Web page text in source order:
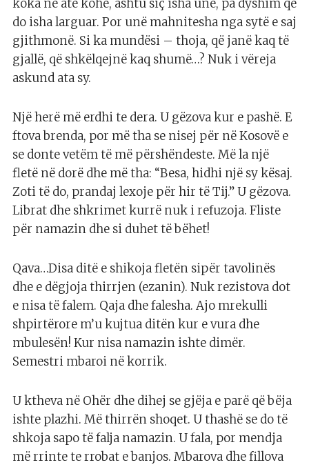
koka në atë kohë, ashtu siç isha unë, pa dyshim që
do isha larguar. Por unë mahnitesha nga sytë e saj
gjithmonë. Si ka mundësi – thoja, që janë kaq të
gjallë, që shkëlqejnë kaq shumë…? Nuk i vëreja
askund ata sy.
Një herë më erdhi te dera. U gëzova kur e pashë. E
ftova brenda, por më tha se nisej për në Kosovë e
se donte vetëm të më përshëndeste. Më la një
fletë në dorë dhe më tha: “Besa, hidhi një sy kësaj.
Zoti të do, prandaj lexoje për hir të Tij.” U gëzova.
Librat dhe shkrimet kurrë nuk i refuzoja. Fliste
për namazin dhe si duhet të bëhet!
Qava…Disa ditë e shikoja fletën sipër tavolinës
dhe e dëgjoja thirrjen (ezanin). Nuk rezistova dot
e nisa të falem. Qaja dhe falesha. Ajo mrekulli
shpirtërore m’u kujtua ditën kur e vura dhe
mbulesën! Kur nisa namazin ishte dimër.
Semestri mbaroi në korrik.
U ktheva në Ohër dhe dihej se gjëja e parë që bëja
ishte plazhi. Më thirrën shoqet. U thashë se do të
shkoja sapo të falja namazin. U fala, por mendja
më rrinte te rrobat e banjos. Mbarova dhe fillova